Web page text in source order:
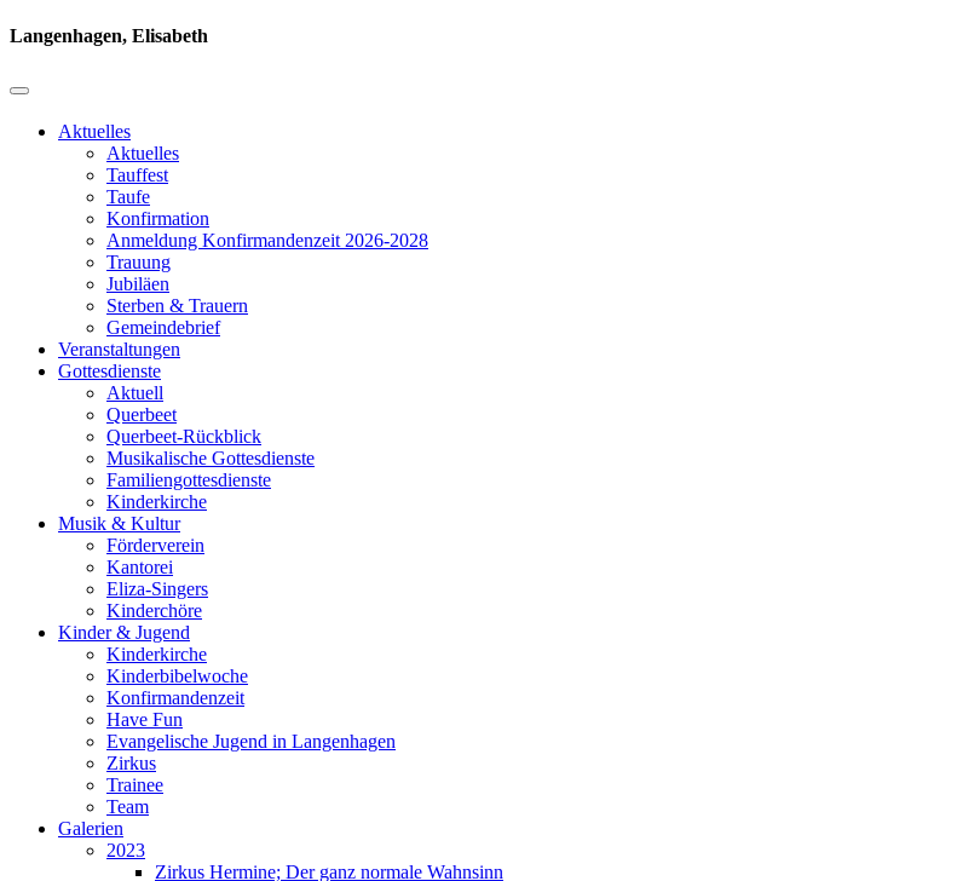
Langenhagen, Elisabeth
Aktuelles
Aktuelles
Tauffest
Taufe
Konfirmation
Anmeldung Konfirmandenzeit 2026-2028
Trauung
Jubiläen
Sterben & Trauern
Gemeindebrief
Veranstaltungen
Gottesdienste
Aktuell
Querbeet
Querbeet-Rückblick
Musikalische Gottesdienste
Familiengottesdienste
Kinderkirche
Musik & Kultur
Förderverein
Kantorei
Eliza-Singers
Kinderchöre
Kinder & Jugend
Kinderkirche
Kinderbibelwoche
Konfirmandenzeit
Have Fun
Evangelische Jugend in Langenhagen
Zirkus
Trainee
Team
Galerien
2023
Zirkus Hermine; Der ganz normale Wahnsinn